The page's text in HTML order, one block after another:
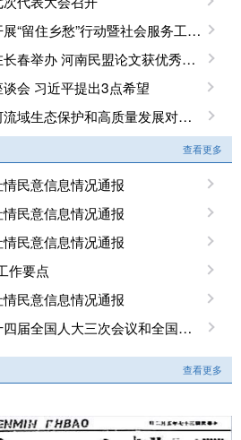
民盟甘肃省委会在河南开展“留住乡愁”行动暨社会服务工作调研
第四届民盟青年座谈会在长春举办 河南民盟论文获优秀论文奖
会 习近平提出3点希望
民盟甘肃省委会开展黄河流域生态保护和高质量发展对口开封专项民主监督调研
查看更多
民意信息情况通报
民意信息情况通报
民意信息情况通报
作要点
民意信息情况通报
民盟中央关于学习贯彻十四届全国人大三次会议和全国政协十四届三次会议精神的决定
查看更多